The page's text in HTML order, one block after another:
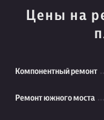
Цены на
Компонентный ремонт
Ремонт южного моста